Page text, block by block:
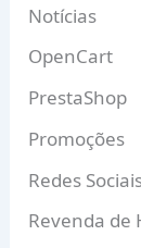
Notícias
OpenCart
PrestaShop
Promoções
Redes
Revenda de